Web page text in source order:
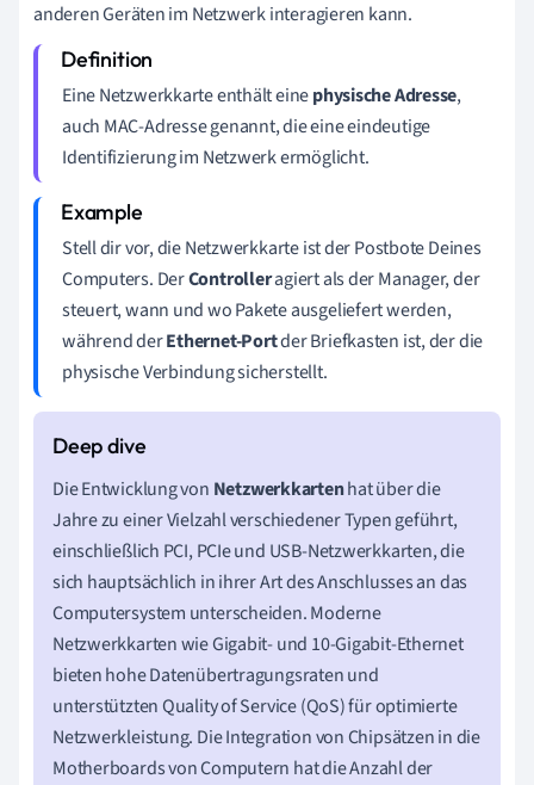
anderen Geräten im Netzwerk interagieren kann.
Eine Netzwerkkarte enthält einephysische Adresse,
auch MAC-Adresse genannt, die eine eindeutige
Identifizierung im Netzwerk ermöglicht.
Stell dir vor, die Netzwerkkarte ist der Postbote Deines
Computers. DerControlleragiert als der Manager, der
steuert, wann und wo Pakete ausgeliefert werden,
während derEthernet-Portder Briefkasten ist, der die
physische Verbindung sicherstellt.
Die Entwicklung von Netzwerkkartenhat über die
Jahre zu einer Vielzahl verschiedener Typen geführt,
einschließlich PCI, PCIe und USB-Netzwerkkarten, die
sich hauptsächlich in ihrer Art des Anschlusses an das
Computersystem unterscheiden. Moderne
Netzwerkkarten wie Gigabit- und 10-Gigabit-Ethernet
bieten hohe Datenübertragungsraten und
unterstützten Quality of Service (QoS) für optimierte
Netzwerkleistung. Die Integration von Chipsätzen in die
Motherboards von Computern hat die Anzahl der